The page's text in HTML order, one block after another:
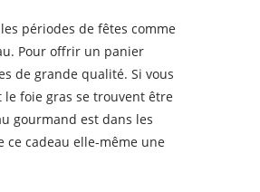
périodes de fêtes comme
Pour offrir un panier
de grande qualité. Si vous
foie gras se trouvent être
gourmand est dans les
cadeau elle-même une